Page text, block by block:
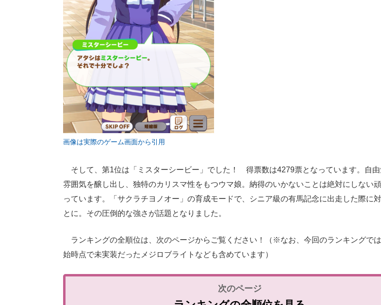
画像は実際のゲーム画面から引用
そして、第1位は「ミスターシービー」でした！ 得票数は4279票となっています。自由
雰囲気を醸し出し、独特のカリスマ性をもつウマ娘。納得のいかないことは絶対にしない
っています。「サクラチヨノオー」の育成モードで、シニア級の有馬記念に出走した際に
とに。その圧倒的な強さが話題となりました。
ランキングの全順位は、次のページからご覧ください！（※なお、今回のランキングで
始時点で未実装だったメジロブライトなども含めています）